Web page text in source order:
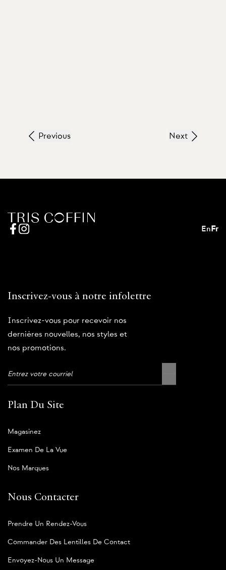
Previous Next
En Fr
Inscrivez-vous à notre infolettre
Inscrivez-vous pour recevoir nos
dernières nouvelles, nos styles et
nos promotions.
Plan Du Site
Magasinez
Examen De La Vue
Nos Marques
Nous Contacter
Prendre Un Rendez-Vous
Commander Des Lentilles De Contact
Envoyez-Nous Un Message